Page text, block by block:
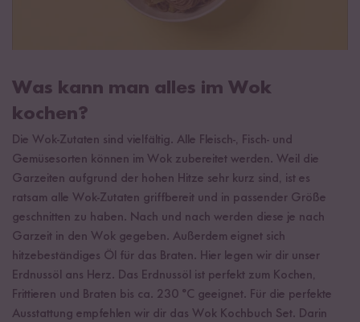
Was kann man alles im Wok
kochen?
Die Wok-Zutaten sind vielfältig. Alle Fleisch-, Fisch- und
Gemüsesorten können im Wok zubereitet werden. Weil die
Garzeiten aufgrund der hohen Hitze sehr kurz sind, ist es
ratsam alle Wok-Zutaten griffbereit und in passender Größe
geschnitten zu haben. Nach und nach werden diese je nach
Garzeit in den Wok gegeben. Außerdem eignet sich
hitzebeständiges Öl für das Braten. Hier legen wir dir unser
Erdnussöl ans Herz. Das Erdnussöl ist perfekt zum Kochen,
Frittieren und Braten bis ca. 230 °C geeignet. Für die perfekte
Ausstattung empfehlen wir dir das Wok Kochbuch Set. Darin